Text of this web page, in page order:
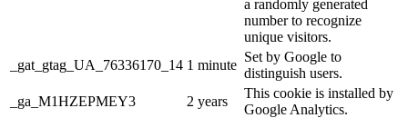
a randomly generated
number to recognize
unique visitors.
_gat_gtag_UA_76336170_14 1 minute
Set by Google to
distinguish users.
_ga_M1HZEPMEY3
2 years
This cookie is installed by
Google Analytics.